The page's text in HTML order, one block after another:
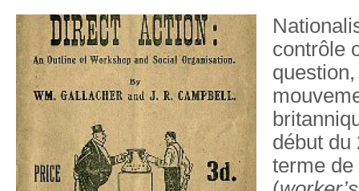
contrôle
début du
terme